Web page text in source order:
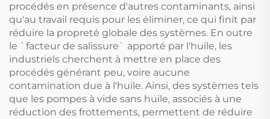
procédés en présence d'autres contaminants, ainsi
qu'au travail requis pour les éliminer, ce qui finit par
réduire la propreté globale des systèmes. En outre
le `facteur de salissure` apporté par l'huile, les
industriels cherchent à mettre en place des
procédés générant peu, voire aucune
contamination due à l'huile. Ainsi, des systèmes tels
que les pompes à vide sans huile, associés à une
réduction des frottements, permettent de réduire